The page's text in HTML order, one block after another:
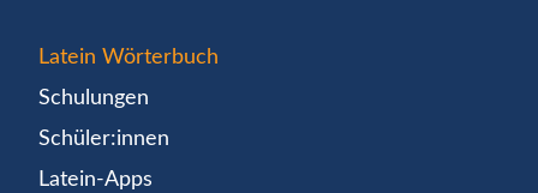
Latein Wörterbuch
Schulungen
Schüler:innen
Latein-Apps